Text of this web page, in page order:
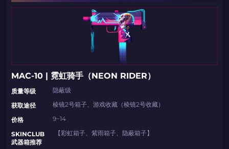
如何使用促销代码
如何使用促销代码
MAC-10 | 霓虹骑手（NEON RIDER）
​​质量等级
隐蔽级
​​获取途径​​
棱镜2号箱子、游戏收藏（棱镜2号收藏）
​​价格
9−14
​​SKINCLUB
武器箱推荐
【彩虹箱子、紫雨箱子、隐蔽箱子】